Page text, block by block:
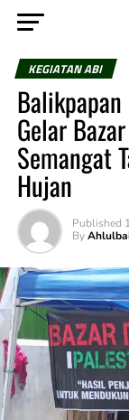
KEGIATAN ABI
Gelar
Semangat
Hujan
Published
By